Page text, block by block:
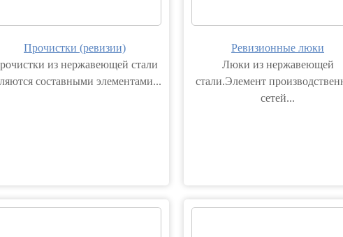
Прочистки (ревизии)
из нержавеющей стали
составными элементами...
Ревизионные люки
Люки из нержавеющей
стали.Элемент
сетей...